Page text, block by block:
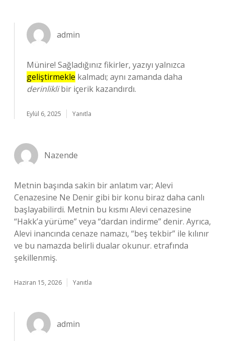
admin
Münire! Sağladığınız fikirler, yazıyı yalnızca
geliştirmekle kalmadı; aynı zamanda daha
derinliklibir içerik kazandırdı.
Eylül 6, 2025 Yanıtla
Nazende
Metnin başında sakin bir anlatım var; Alevi
Cenazesine Ne Denir gibi bir konu biraz daha canlı
başlayabilirdi. Metnin bu kısmı Alevi cenazesine
“Hakk’a yürüme” veya “dardan indirme” denir. Ayrıca,
Alevi inancında cenaze namazı, “beş tekbir” ile kılınır
ve bu namazda belirli dualar okunur. etrafında
şekillenmiş.
Haziran 15, 2026 Yanıtla
admin